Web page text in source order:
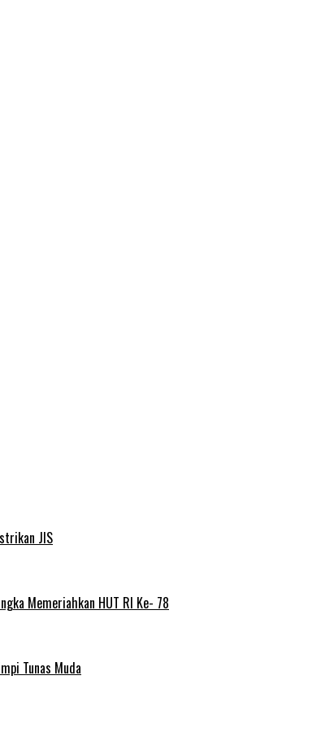
JIS
Memeriahkan HUT RI Ke- 78
Tunas Muda